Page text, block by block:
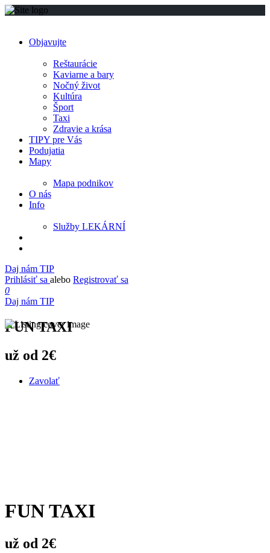
Objavujte
Reštaurácie
Kaviarne a bary
Nočný život
Kultúra
Šport
Taxi
Zdravie a krása
TIPY pre Vás
Podujatia
Mapy
Mapa podnikov
O nás
Info
Služby LEKÁRNÍ
Daj nám TIP
Prihlásiť sa alebo Registrovať sa
0
Daj nám TIP
FUN TAXI
už od 2€
Zavolať
FUN TAXI
už od 2€